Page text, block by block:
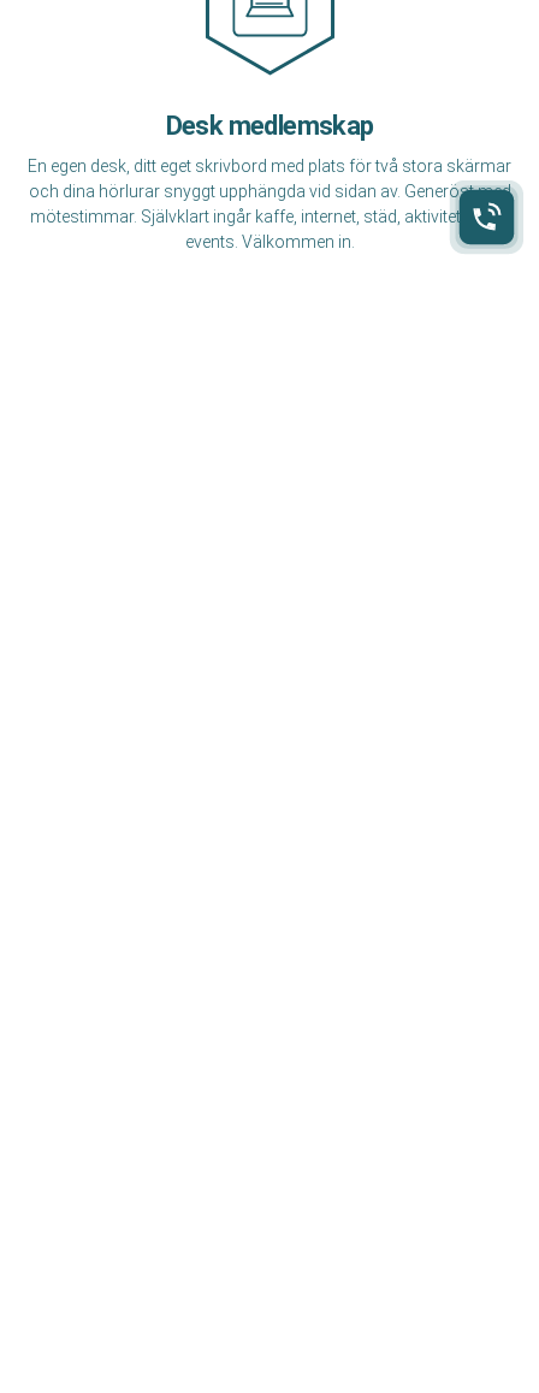
Desk medlemskap
En egen desk, ditt eget skrivbord med plats för två stora skärmar
och dina hörlurar snyggt upphängda vid sidan av. Generöst med
mötestimmar. Självklart ingår kaffe, internet, städ, aktiviteter och
events. Välkommen in.